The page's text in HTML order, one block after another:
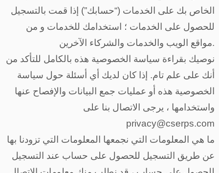
الخاص بك على الخدمات (“حسابك”) إذا قمت بالتسجيل
للحصول على الخدمات ؛ استخدامك للخدمات و من
مواقع الويب والخدمات والشركاء الآخرين.
نوصيك بقراءة سياسة الخصوصية هذه بالكامل للتأكد من
أنك على علم تام. إذا كان لديك أي أسئلة حول سياسة
الخصوصية هذه أو عمليات جمع البيانات والإفصاح عنها
واستخدامها ، يرجى الاتصال بنا على
privacy@cserps.com
ما هي المعلومات التي نجمعها المعلومات التي تزودنا بها
عن طريق التسجيل للحصول على حساب عند التسجيل